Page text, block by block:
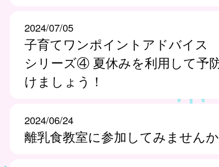
2024/07/05
子育てワンポイントアドバイス
シリーズ④ 夏休みを利用して予
けましょう！
2024/06/24
離乳食教室に参加してみませんか